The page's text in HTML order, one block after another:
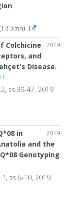
2019
Colchicine
and
Disease.
İ.
ss.39-47, 2019
2019
in
and the
Genotyping
ss.6-10, 2019